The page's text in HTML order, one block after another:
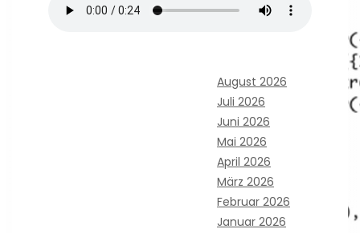
August 2026
Juli 2026
Juni 2026
Mai 2026
April 2026
März 2026
Februar 2026
Januar 2026